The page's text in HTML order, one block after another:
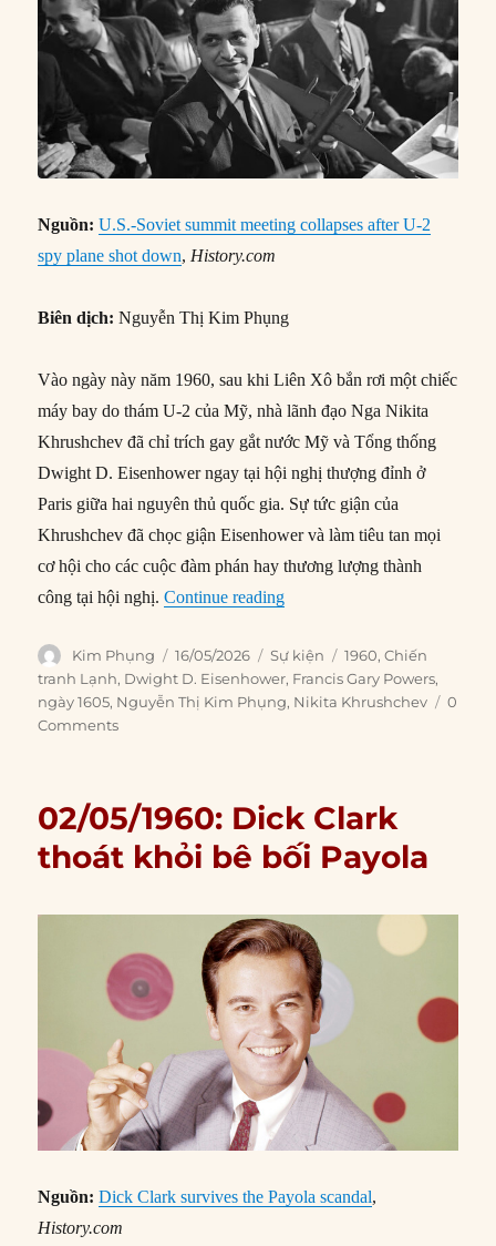
Nguồn:U.S.-Soviet summit meeting collapses after U-2
spy plane shot down, History.com
Biên dịch: Nguyễn Thị Kim Phụng
Vào ngày này năm 1960, sau khi Liên Xô bắn rơi một chiếc
máy bay do thám U-2 của Mỹ, nhà lãnh đạo Nga Nikita
Khrushchev đã chỉ trích gay gắt nước Mỹ và Tổng thống
Dwight D. Eisenhower ngay tại hội nghị thượng đỉnh ở
Paris giữa hai nguyên thủ quốc gia. Sự tức giận của
Khrushchev đã chọc giận Eisenhower và làm tiêu tan mọi
cơ hội cho các cuộc đàm phán hay thương lượng thành
công tại hội nghị.Continue reading“16/05/1960: Thượng đỉnh
Author
Kim Phụng
Posted
on
16/05/2026 Categories
Sự kiện Tags
1960,Chiến
tranh Lạnh, Dwight D. Eisenhower, Francis Gary Powers,
ngày 1605, Nguyễn Thị Kim Phụng, Nikita Khrushchev
0
Comments
02/05/1960: Dick Clark
thoát khỏi bê bối Payola
Nguồn:Dick Clark survives the Payola scandal,
History.com